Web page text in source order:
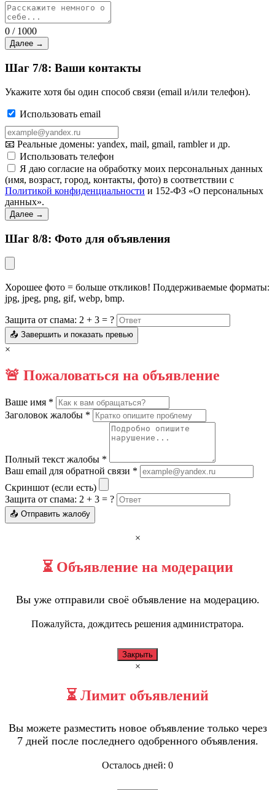
0 / 1000
Далее →
Шаг 7/8: Ваши контакты
Укажите хотя бы один способ связи (email и/или телефон).
Использовать email
📧 Реальные домены: yandex, mail, gmail, rambler и др.
Использовать телефон
Я даю согласие на обработку моих персональных данных
(имя, возраст, город, контакты, фото) в соответствии с
Политикой конфиденциальности и 152-ФЗ «О персональных
данных».
Далее →
Шаг 8/8: Фото для объявления
Хорошее фото = больше откликов! Поддерживаемые форматы:
jpg, jpeg, png, gif, webp, bmp.
Защита от спама: 2 + 3 = ?
📤 Завершить и показать превью
×
🚨 Пожаловаться на объявление
Ваше имя *
Заголовок жалобы *
Полный текст жалобы *
Ваш email для обратной связи *
Скриншот (если есть)
Защита от спама: 2 + 3 = ?
📤 Отправить жалобу
×
⏳ Объявление на модерации
Вы уже отправили своё объявление на модерацию.
Пожалуйста, дождитесь решения администратора.
Закрыть
×
⏳ Лимит объявлений
Вы можете разместить новое объявление только через
7 дней после последнего одобренного объявления.
Осталось дней: 0